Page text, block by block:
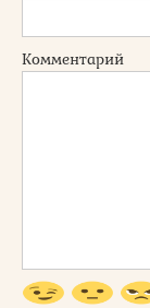
Комментарий